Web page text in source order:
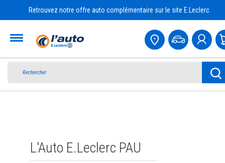
Retrouvez notre offre auto complémentaire sur le site E.Leclerc
L'Auto E.Leclerc PAU